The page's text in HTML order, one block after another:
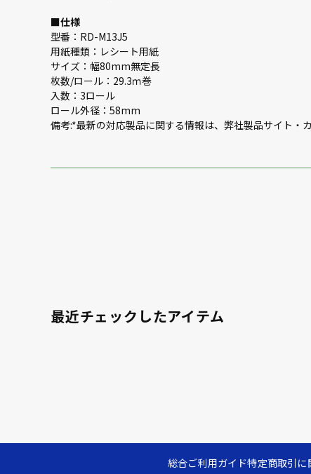
■仕様
型番：RD-M13J5
用紙種類：レシート用紙
サイズ：幅80mm無定長
枚数/ロール：29.3ｍ巻
入数：3ロール
ロール外径：58mm
備考:*最新の対応製品に関する情報は、弊社製品サイト・
最近チェックしたアイテム
総合ご利用ガイド特定商取引に